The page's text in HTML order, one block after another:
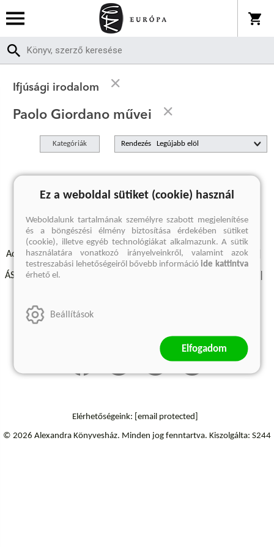
Ifjúsági irodalom
Paolo Giordano művei
Kategóriák Rendezés
A keresett kifejezésre nincs találat
Adatvédelmi szabályzatok Elállási felmondási nyilatkozat
ÁSZF - Vásárlási feltételek
Szállítási információk
Elérhetőségeink: [email protected]
© 2026 Alexandra Könyvesház. Minden jog fenntartva. Kiszolgálta: S244
Ez a weboldal sütiket (cookie) használ
Weboldalunk tartalmának személyre szabott megjelenítése
és a böngészési élmény biztosítása érdekében sütiket
(cookie), illetve egyéb technológiákat alkalmazunk. A sütik
használatára vonatkozó irányelveinkről, valamint azok
testreszabási lehetőségeiről bővebb információide kattintva
érhető el.
Beállítások
Elfogadom